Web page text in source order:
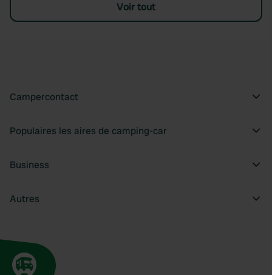
Voir tout
Campercontact
Populaires les aires de camping-car
Business
Autres